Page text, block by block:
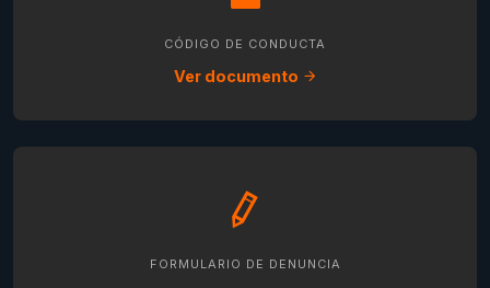
CÓDIGO DE CONDUCTA
Ver documento
FORMULARIO DE DENUNCIA